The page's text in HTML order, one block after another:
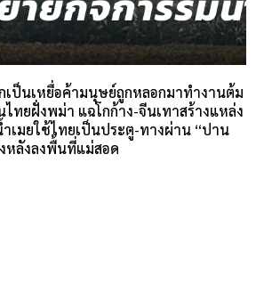
ป็นเหยื่อค้ามนุษย์ถูกหลอกมาทำงานต้ม
ทยฝั่งพม่า แฉโกก้าง-จีนเทาสร้างแหล่ง
เมยใช้ไทยเป็นประตู-ทางผ่าน “ปาน
หลังลงพื้นที่แม่สอด